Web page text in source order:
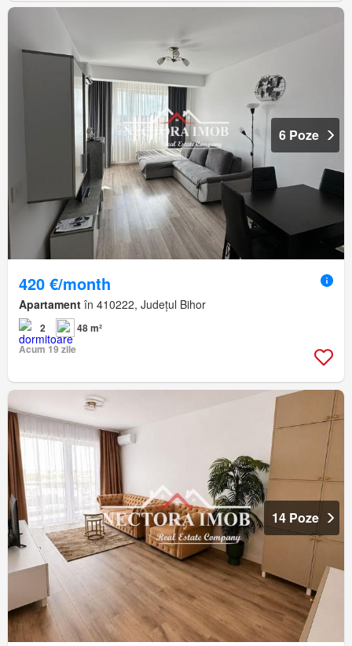
6 Poze
420 €/month
Apartament în 410222, Județul Bihor
2
48 m²
Acum 19 zile
14 Poze